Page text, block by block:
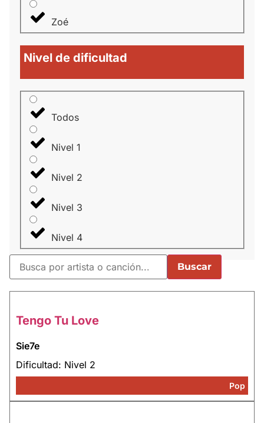
Zoé
Nivel de dificultad
Todos
Nivel 1
Nivel 2
Nivel 3
Nivel 4
Buscar
Tengo Tu Love
Sie7e
Dificultad: Nivel 2
Pop